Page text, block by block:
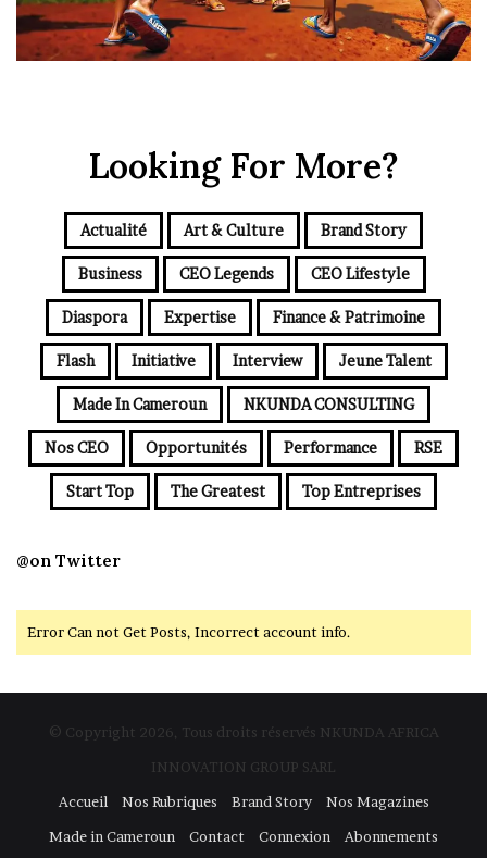
Looking For More?
Actualité Art & Culture Brand Story
Business CEO Legends CEO Lifestyle
Diaspora Expertise Finance & Patrimoine
Flash Initiative Interview Jeune Talent
Made In Cameroun NKUNDA CONSULTING
Nos CEO Opportunités Performance RSE
Start Top The Greatest Top Entreprises
@on Twitter
Error Can not Get Posts, Incorrect account info.
© Copyright 2026, Tous droits réservés NKUNDA AFRICA
INNOVATION GROUP SARL
Accueil
Nos Rubriques Brand Story
Nos Magazines
Made in Cameroun
Contact Connexion Abonnements